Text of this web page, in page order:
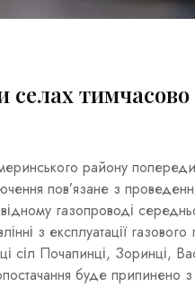
селах
району
пов’язане з
газопроводі
з експлуатації
сіл Почапинці, Зоринці,
буде припинено